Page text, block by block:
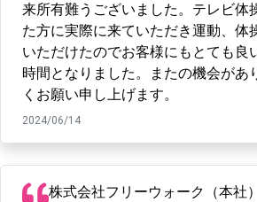
来所有難うございました。テレビ体
た方に実際に来ていただき運動、体
いただけたのでお客様にもとても良
時間となりました。またの機会があ
くお願い申し上げます。
2024/06/14
株式会社フリーウォーク（本社